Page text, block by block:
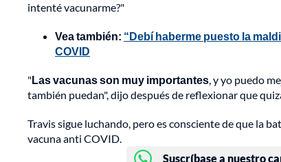
intenté vacunarme?"
Vea también: “Debí haberme puesto la
COVID
"Las vacunas son muy importantes, y yo puedo
también puedan", dijo después de reflexionar que
Travis sigue luchando, pero es consciente de que la
vacuna anti COVID.
Suscríbase a nuestro